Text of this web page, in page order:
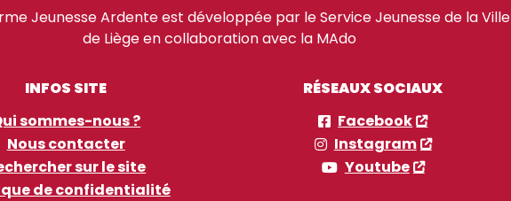
Jeunesse Ardente est développée par le Service Jeunesse de la Ville
de Liège en collaboration avec la MAdo
INFOS SITE
sommes-nous ?
Nous contacter
sur le site
de confidentialité
RÉSEAUX SOCIAUX
Facebook
Instagram
Youtube